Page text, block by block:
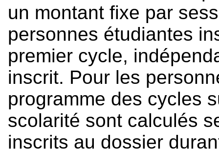
un montant fixe par
personnes étudiantes
premier cycle,
inscrit. Pour les
programme des cycles
scolarité sont calculés
inscrits au dossier